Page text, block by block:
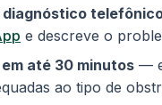
e descreve o
até 30 minutos —
ao tipo de